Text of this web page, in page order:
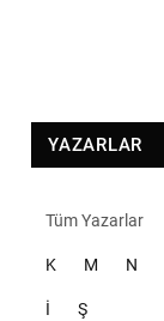
YAZARLAR
Tüm Yazarlar
K M N
İ Ş